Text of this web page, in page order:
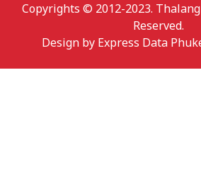
Copyrights © 2012-2023.
Reserved.
Design by Express Data